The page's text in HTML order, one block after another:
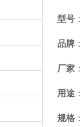
型号
品牌 ：
厂家
用途
规格 ：